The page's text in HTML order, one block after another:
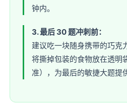
钟内。
3. 最后 30 题冲刺前：
此
建议吃一块随身携带的巧克
将撕掉包装的食物放在透明
准），为最后的敏捷大题提